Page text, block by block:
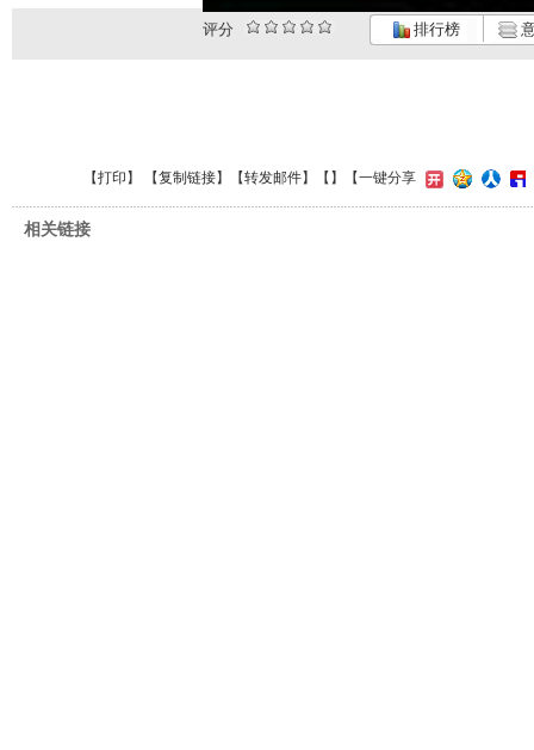
评分 排行榜
【打印 】 【复制链接】【转发邮件】【 】 【一键分享
相关链接